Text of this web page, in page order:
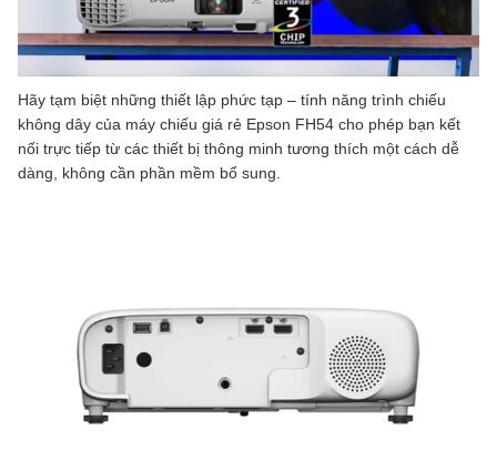
Hãy tạm biệt những thiết lập phức tạp – tính năng trình chiếu
không dây của máy chiếu giá rẻ Epson FH54 cho phép bạn kết
nối trực tiếp từ các thiết bị thông minh tương thích một cách dễ
dàng, không cần phần mềm bổ sung.